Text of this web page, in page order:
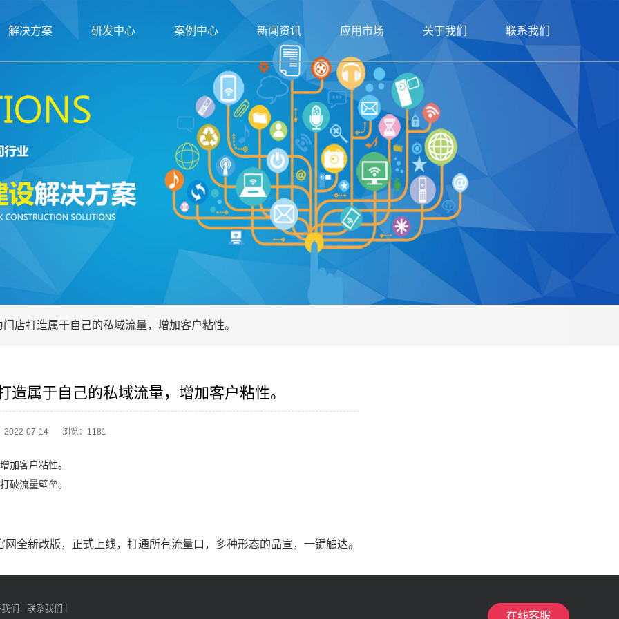
解决方案 研发中心 案例中心 新闻资讯 应用市场 关于我们 联系我们
店打造属于自己的私域流量，增加客户粘性。
造属于自己的私域流量，增加客户粘性。
2022-07-14 浏览：1181
加客户粘性。
破流量壁垒。
网全新改版，正式上线，打通所有流量口，多种形态的品宣，一键触达。
们 联系我们
在线客服